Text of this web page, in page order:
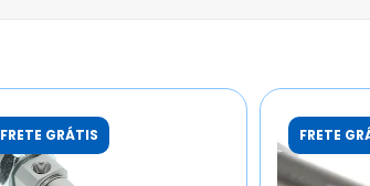
FRETE GRÁTIS FRETE